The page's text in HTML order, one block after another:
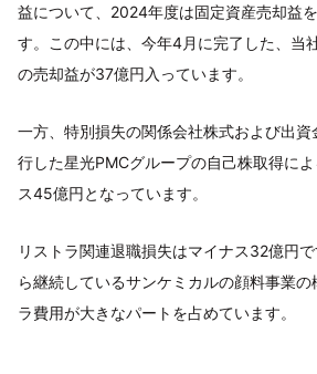
益について、2024年度は固定資産売却益
す。この中には、今年4月に完了した、当
の売却益が37億円入っています。
一方、特別損失の関係会社株式および出
行した星光PMCグループの自己株取得に
ス45億円となっています。
リストラ関連退職損失はマイナス32億円
ら継続しているサンケミカルの顔料事業の
ラ費用が大きなパートを占めています。